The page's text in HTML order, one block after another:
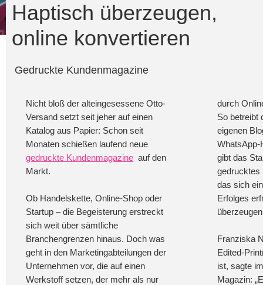
Haptisch überzeugen,
online konvertieren
Gedruckte Kundenmagazine
Nicht bloß der alteingesessene Otto-
Versand setzt seit jeher auf einen
Katalog aus Papier: Schon seit
Monaten schießen laufend neue
gedruckte Kundenmagazine auf den
Markt.
Ob Handelskette, Online-Shop oder
Startup – die Begeisterung erstreckt
sich weit über sämtliche
Branchengrenzen hinaus. Doch was
geht in den Marketingabteilungen der
Unternehmen vor, die auf einen
Werkstoff setzen, der mehr als nur
durch
So betreibt
eigenen
WhatsApp-
gibt das
gedrucktes
das sich
Erfolges
Franziska
Edited-
ist, sagte
Magazin: